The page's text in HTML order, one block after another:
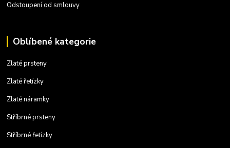
Odstoupení od smlouvy
Oblíbené kategorie
Zlaté prsteny
Zlaté řetízky
Zlaté náramky
Stříbrné prsteny
Stříbrné řetízky